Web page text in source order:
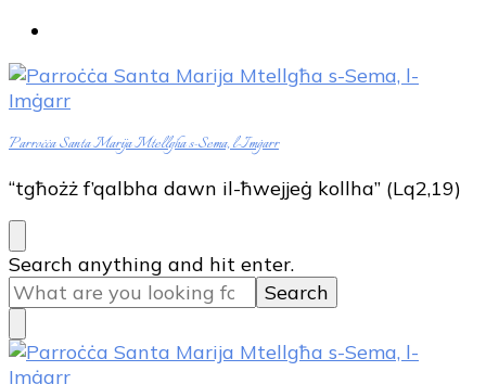
Parroċċa Santa Marija Mtellgħa s-Sema, l-Imġarr
“tgħożż f’qalbha dawn il-ħwejjeġ kollha” (Lq2,19)
Looking
for
Something?
Search anything and hit enter.